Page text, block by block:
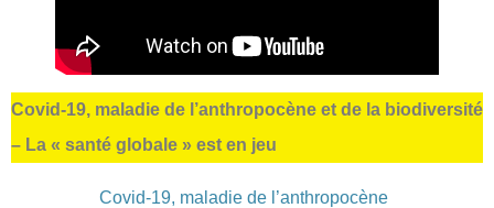
Covid-19, maladie de l’anthropocène et de la biodiversité
– La « santé globale » est en jeu
Covid-19, maladie de l’anthropocène